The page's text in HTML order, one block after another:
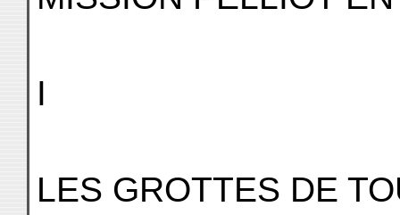
I
LES GROTTES DE